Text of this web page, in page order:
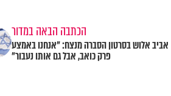
הכתבה הבאה במדור
אביב אלוש בסרטון הסברה מנצח: "אנחנו באמצע
פרק כואב, אבל גם אותו נעבור"